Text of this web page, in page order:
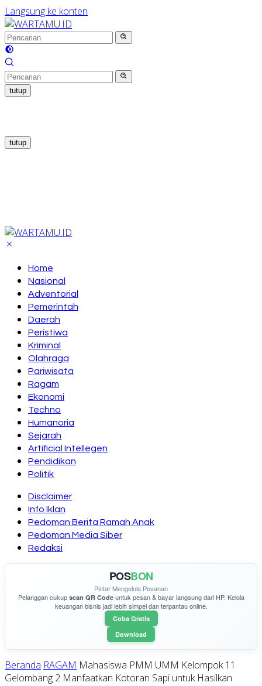
Langsung ke konten
tutup
tutup
Home
Nasional
Adventorial
Pemerintah
Daerah
Peristiwa
Kriminal
Olahraga
Pariwisata
Ragam
Ekonomi
Techno
Humanoria
Sejarah
Artificial Intellegen
Pendidikan
Politik
Disclaimer
Info Iklan
Pedoman Berita Ramah Anak
Pedoman Media Siber
Redaksi
POSBON
Pintar Mengelola Pesanan
Pelanggan cukup scan QR Codeuntuk pesan & bayar langsung dari HP. Kelola
keuangan bisnis jadi lebih simpel dan terpantau online.
Coba Gratis
Download
Beranda RAGAM Mahasiswa PMM UMM Kelompok 11
Gelombang 2 Manfaatkan Kotoran Sapi untuk Hasilkan